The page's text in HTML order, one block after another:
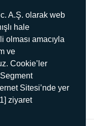
A.Ş. olarak web
hale
amacıyla
ve
Cookie’ler
Sitesi’nde yer
ziyaret